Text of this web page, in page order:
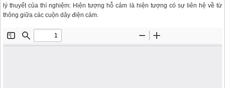
lý thuyết của thí nghiệm: Hiện tượng hỗ cảm là hiện tượng có sự liên hệ về từ
thông giữa các cuộn dây điện cảm.